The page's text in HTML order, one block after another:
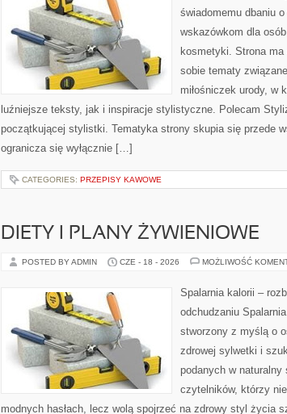
świadomemu dbaniu
wskazówkom dla
kosmetyki. Strona
sobie tematy
miłośniczek urody, w
luźniejsze teksty, jak i inspiracje stylistyczne. Polecam
początkującej stylistki. Tematyka strony skupia się przede
ogranicza się wyłącznie […]
CATEGORIES: PRZEPISY KAWOWE
DIETY I PLANY ŻYWIENIOWE
POSTED BY ADMIN CZE - 18 - 2026 MOŻLIWOŚĆ
Spalarnia kalorii –
odchudzaniu
stworzony z myślą o
zdrowej sylwetki i
podanych w naturalny
czytelników, którzy
modnych hasłach, lecz wolą spojrzeć na zdrowy styl życia